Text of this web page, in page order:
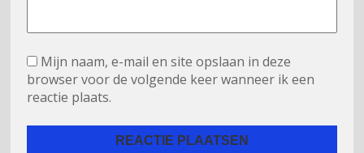
Mijn naam, e-mail en site opslaan in deze
browser voor de volgende keer wanneer ik een
reactie plaats.